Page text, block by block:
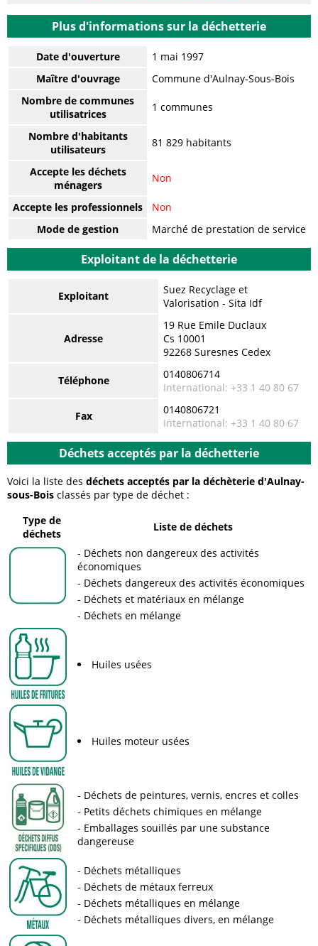
Plus d'informations sur la déchetterie
Date d'ouverture
1 mai 1997
Maître d'ouvrage
Commune d'Aulnay-Sous-Bois
Nombre de communes
utilisatrices
1 communes
Nombre d'habitants
utilisateurs
81 829 habitants
Accepte les déchets
ménagers
Non
Accepte les professionnels
Non
Mode de gestion
Marché de prestation de service
Exploitant de la déchetterie
Exploitant
Suez Recyclage et
Valorisation - Sita Idf
Adresse
19 Rue Emile Duclaux
Cs 10001
92268 Suresnes Cedex
Téléphone
0140806714
International: +33 1 40 80 67
Fax
0140806721
International: +33 1 40 80 67
Déchets acceptés par la déchetterie
Voici la liste des déchets acceptés par la déchèterie d'Aulnay-
sous-Bois classés par type de déchet :
Type de
déchets
Liste de déchets
Déchets non dangereux des activités
économiques
Déchets dangereux des activités économiques
Déchets et matériaux en mélange
Déchets en mélange
Huiles usées
Huiles moteur usées
Déchets de peintures, vernis, encres et colles
Petits déchets chimiques en mélange
Emballages souillés par une substance
dangereuse
Déchets métalliques
Déchets de métaux ferreux
Déchets métalliques en mélange
Déchets métalliques divers, en mélange